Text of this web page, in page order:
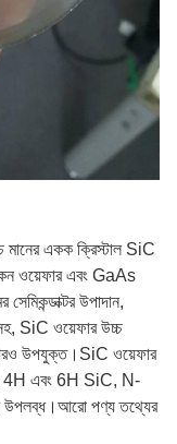
মানের একক ক্রিস্টাল SiC
ওয়েফার এবং GaAs
উপাদান,
সহ, SiC ওয়েফার উচ্চ
উপযুক্ত।SiC ওয়েফার
4H এবং 6H SiC, N-
উপলব্ধ।আরো পণ্য তথ্যের